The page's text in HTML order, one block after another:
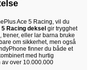
Ace 5 Racing, vil du
Racing deksel gir trygghet
eller lar barna bruke
om sikkerhet, men også
finner du både et
med hurtig
av over 10.000.000